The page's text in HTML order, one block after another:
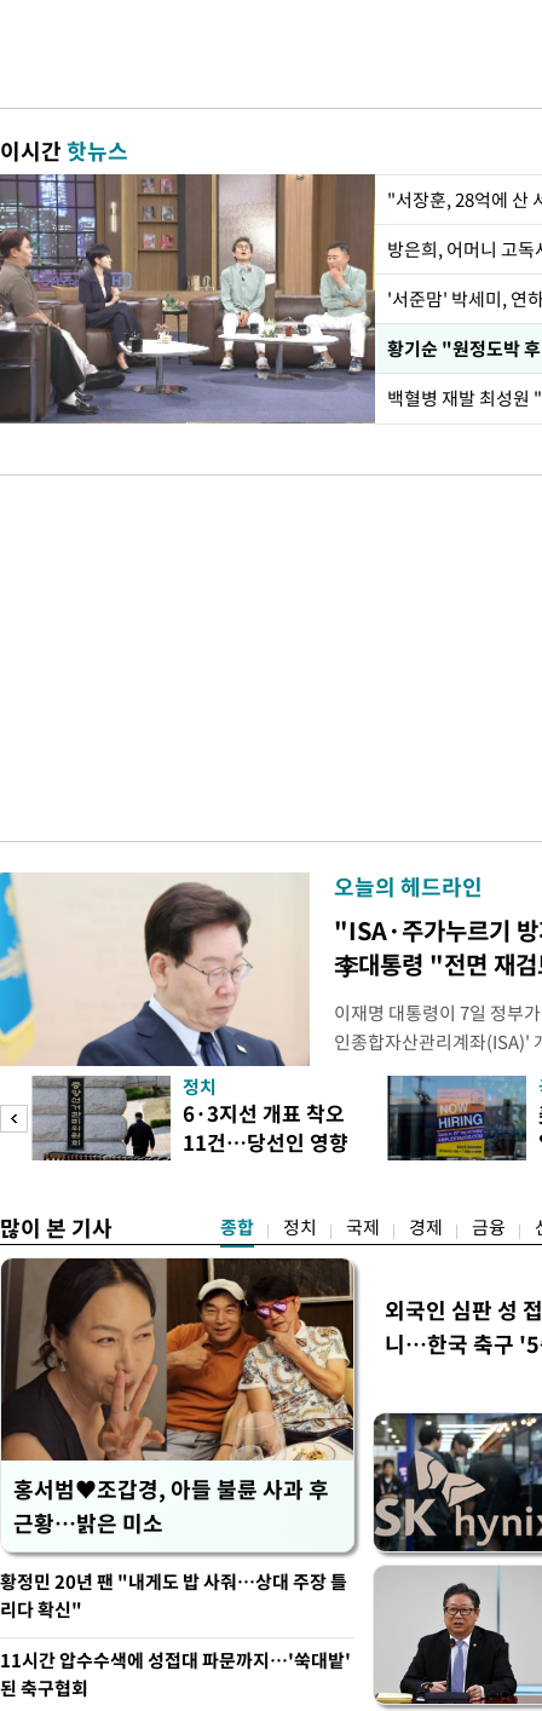
이시간핫뉴스
"서장훈, 28억에 산
방은희, 어머니 고
'서준맘' 박세미, 연
황기순 "원정도박
백혈병 재발 최성원
오늘의 헤드라인
"ISA·주가누르기
李대통령 "전면 재
이재명 대통령이 7일 정부
인종합자산관리계좌(ISA)'
안'을 전면 재검토 할 것을
들과의 상황 점검 회의에서
지법안을 둘러싼 투자자들
았다. 이 자리에서 이 대통
정치
6·3지선 개표 착오
11건…당선인 영향
많이 본 기사 종합 정치 국제 경제 금융
홍서범♥조갑경, 아들 불륜 사과 후
근황…밝은 미소
외국인 심판 성
니…한국 축구
황정민 20년 팬 "내게도 밥 사줘…상대 주장 틀
리다 확신"
11시간 압수수색에 성접대 파문까지…'쑥대밭'
된 축구협회